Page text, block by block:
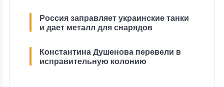
Россия заправляет украинские танки
и дает металл для снарядов
Константина Душенова перевели в
исправительную колонию